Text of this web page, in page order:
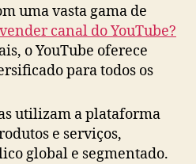
uma vasta gama de
canal do YouTube?
o YouTube oferece
para todos os
utilizam a plataforma
e serviços,
global e segmentado.